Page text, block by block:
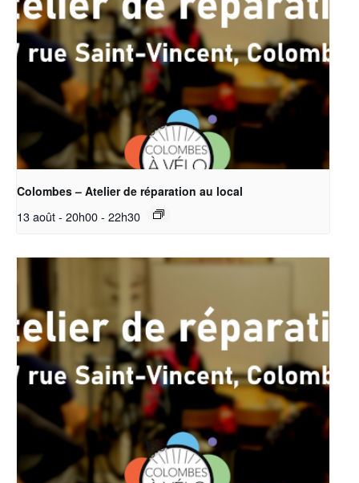
Colombes – Atelier de réparation au local
13 août - 20h00- 22h30